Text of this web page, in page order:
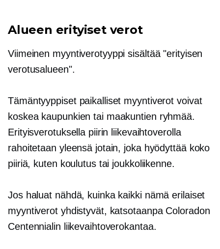
Alueen erityiset verot
Viimeinen myyntiverotyyppi sisältää "erityisen
verotusalueen".
Tämäntyyppiset paikalliset myyntiverot voivat
koskea kaupunkien tai maakuntien ryhmää.
Erityisverotuksella piirin liikevaihtoverolla
rahoitetaan yleensä jotain, joka hyödyttää koko
piiriä, kuten koulutus tai joukkoliikenne.
Jos haluat nähdä, kuinka kaikki nämä erilaiset
myyntiverot yhdistyvät, katsotaanpa Coloradon
Centennialin liikevaihtoverokantaa.